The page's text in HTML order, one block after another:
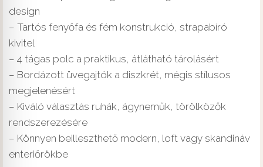
design
– Tartós fenyőfa és fém konstrukció, strapabíró
kivitel
– 4 tágas polc a praktikus, átlátható tárolásért
– Bordázott üvegajtók a diszkrét, mégis stílusos
megjelenésért
– Kiváló választás ruhák, ágyneműk, törölközők
rendszerezésére
– Könnyen beilleszthető modern, loft vagy skandináv
enteriőrökbe